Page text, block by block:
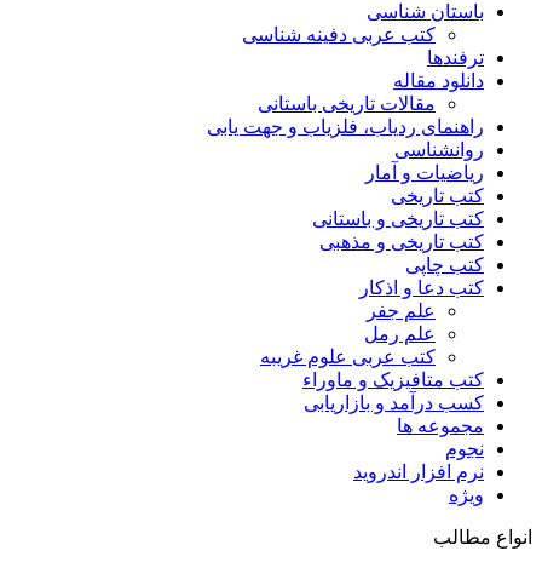
باستان شناسی
کتب عربی دفینه شناسی
ترفندها
دانلود مقاله
مقالات تاریخی باستانی
راهنمای ردیاب، فلزیاب و جهت یابی
روانشناسی
ریاضیات و آمار
کتب تاریخی
کتب تاریخی و باستانی
کتب تاریخی و مذهبی
کتب چاپی
کتب دعا و اذکار
علم جفر
علم رمل
کتب عربی علوم غریبه
کتب متافیزیک و ماوراء
کسب درآمد و بازاریابی
مجموعه ها
نجوم
نرم افزار اندروید
ویژه
انواع مطالب